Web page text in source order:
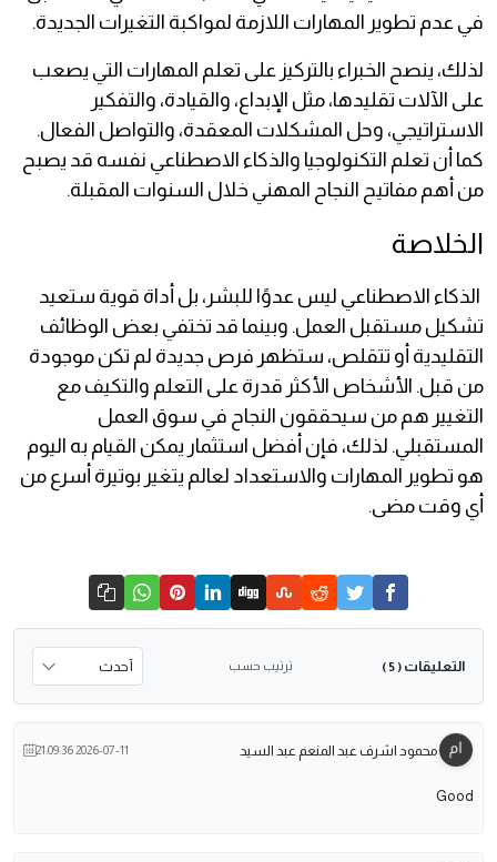
في عدم تطوير المهارات اللازمة لمواكبة التغيرات الجديدة.
لذلك، ينصح الخبراء بالتركيز على تعلم المهارات التي يصعب
على الآلات تقليدها، مثل الإبداع، والقيادة، والتفكير
الاستراتيجي، وحل المشكلات المعقدة، والتواصل الفعال.
كما أن تعلم التكنولوجيا والذكاء الاصطناعي نفسه قد يصبح
من أهم مفاتيح النجاح المهني خلال السنوات المقبلة.
الخلاصة
الذكاء الاصطناعي ليس عدوًا للبشر، بل أداة قوية ستعيد
تشكيل مستقبل العمل. وبينما قد تختفي بعض الوظائف
التقليدية أو تتقلص، ستظهر فرص جديدة لم تكن موجودة
من قبل. الأشخاص الأكثر قدرة على التعلم والتكيف مع
التغيير هم من سيحققون النجاح في سوق العمل
المستقبلي. لذلك، فإن أفضل استثمار يمكن القيام به اليوم
هو تطوير المهارات والاستعداد لعالم يتغير بوتيرة أسرع من
أي وقت مضى.
التعليقات ( 5 ) ترتيب حسب
محمود اشرف عبد المنعم عبد السيد 2026-07-11 21:09:36
Good